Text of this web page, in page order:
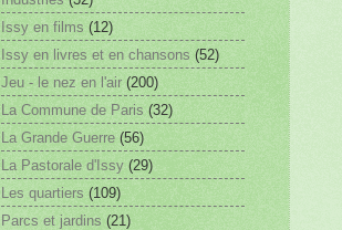
Issy en films (12)
Issy en livres et en chansons (52)
Jeu - le nez en l'air (200)
La Commune de Paris (32)
La Grande Guerre (56)
La Pastorale d'Issy (29)
Les quartiers (109)
Parcs et jardins (21)